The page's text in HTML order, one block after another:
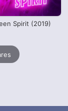
Spirit (2019)